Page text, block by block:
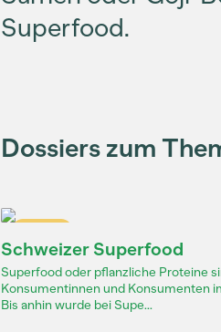
Superfood.
Dossiers zum
Schweizer Superfood
Superfood oder pflanzliche Proteine
Konsumentinnen und Konsumenten
Bis anhin wurde bei Supe...